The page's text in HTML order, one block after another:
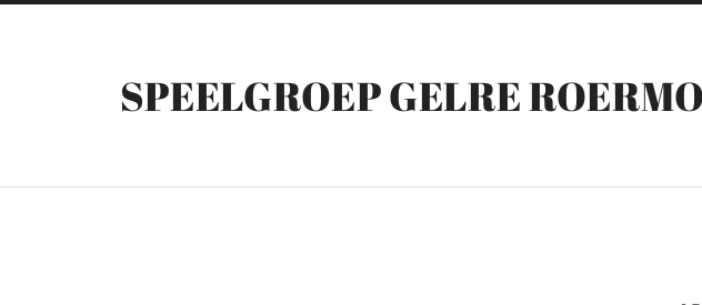
SPEELGROEP GELRE